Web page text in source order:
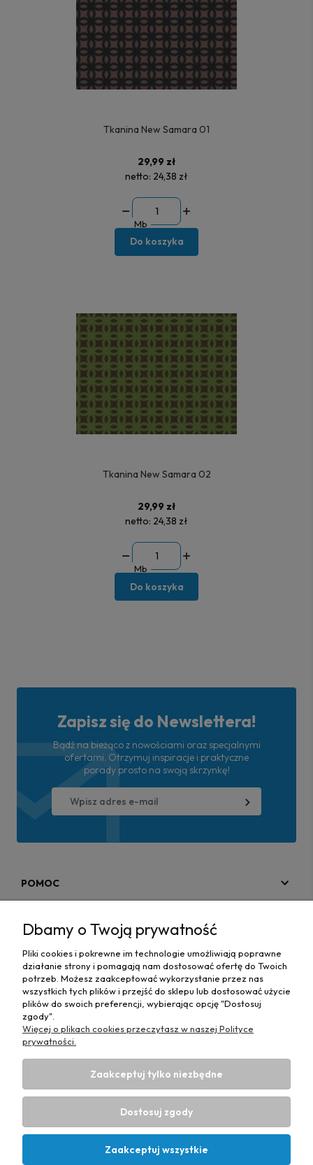
Tkanina New Samara 01
29,99 zł
netto: 24,38 zł
Mb
Do koszyka
Tkanina New Samara 02
29,99 zł
netto: 24,38 zł
Mb
Do koszyka
Zapisz się do Newslettera!
Bądź na bieżąco z nowościami oraz specjalnymi
ofertami. Otrzymuj inspiracje i praktyczne
porady prosto na swoją skrzynkę!
POMOC
MAPA STRONY
INFORMACJE
Hurtownia materiałów tapicerskich Adrian| ul. Chorzowska
50e, 44-100 Gliwice, woj. śląskie | E-mail:
6312703341
Dbamy o Twoją prywatność
Pliki cookies i pokrewne im technologie umożliwiają poprawne
działanie strony i pomagają nam dostosować ofertę do Twoich
potrzeb. Możesz zaakceptować wykorzystanie przez nas
wszystkich tych plików i przejść do sklepu lub dostosować użycie
plików do swoich preferencji, wybierając opcję "Dostosuj
zgody".
Więcej o plikach cookies przeczytasz w naszej Polityce
prywatności.
Zaakceptuj tylko niezbędne
Dostosuj zgody
Zaakceptuj wszystkie